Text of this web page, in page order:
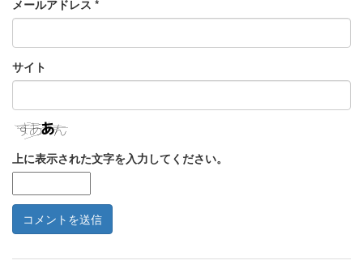
メールアドレス *
サイト
上に表示された文字を入力してください。